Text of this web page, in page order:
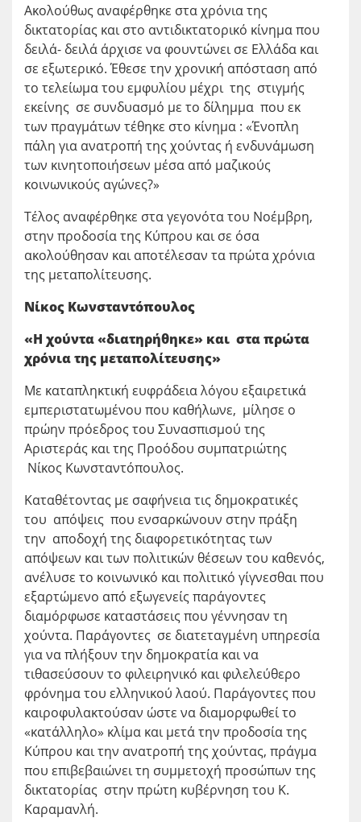
Ακολούθως αναφέρθηκε στα χρόνια της
δικτατορίας και στο αντιδικτατορικό κίνημα που
δειλά- δειλά άρχισε να φουντώνει σε Ελλάδα και
σε εξωτερικό. Έθεσε την χρονική απόσταση από
το τελείωμα του εμφυλίου μέχρι της στιγμής
εκείνης σε συνδυασμό με το δίλημμα που εκ
των πραγμάτων τέθηκε στο κίνημα : «Ένοπλη
πάλη για ανατροπή της χούντας ή ενδυνάμωση
των κινητοποιήσεων μέσα από μαζικούς
κοινωνικούς αγώνες?»
Τέλος αναφέρθηκε στα γεγονότα του Νοέμβρη,
στην προδοσία της Κύπρου και σε όσα
ακολούθησαν και αποτέλεσαν τα πρώτα χρόνια
της μεταπολίτευσης.
Νίκος Κωνσταντόπουλος
«Η χούντα «διατηρήθηκε» και στα πρώτα
χρόνια της μεταπολίτευσης»
Με καταπληκτική ευφράδεια λόγου εξαιρετικά
εμπεριστατωμένου που καθήλωνε, μίλησε ο
πρώην πρόεδρος του Συνασπισμού της
Αριστεράς και της Προόδου συμπατριώτης
Νίκος Κωνσταντόπουλος.
Καταθέτοντας με σαφήνεια τις δημοκρατικές
του απόψεις που ενσαρκώνουν στην πράξη
την αποδοχή της διαφορετικότητας των
απόψεων και των πολιτικών θέσεων του καθενός,
ανέλυσε το κοινωνικό και πολιτικό γίγνεσθαι που
εξαρτώμενο από εξωγενείς παράγοντες
διαμόρφωσε καταστάσεις που γέννησαν τη
χούντα. Παράγοντες σε διατεταγμένη υπηρεσία
για να πλήξουν την δημοκρατία και να
τιθασεύσουν το φιλειρηνικό και φιλελεύθερο
φρόνημα του ελληνικού λαού. Παράγοντες που
καιροφυλακτούσαν ώστε να διαμορφωθεί το
«κατάλληλο» κλίμα και μετά την προδοσία της
Κύπρου και την ανατροπή της χούντας, πράγμα
που επιβεβαιώνει τη συμμετοχή προσώπων της
δικτατορίας στην πρώτη κυβέρνηση του Κ.
Καραμανλή.